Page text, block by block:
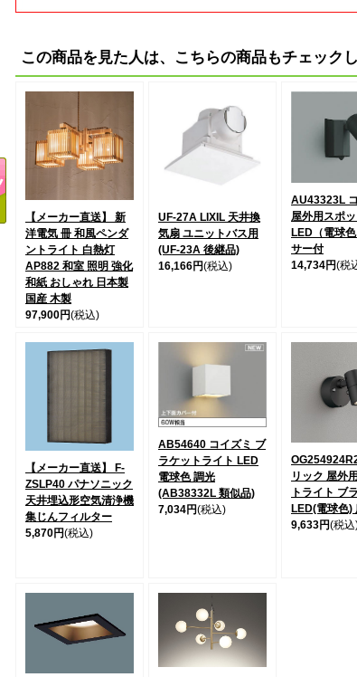
この商品を見た人は、こちらの商品もチェック
【メーカー直送】 新
洋電気 冊 和風ペンダ
ントライト 白熱灯
AP882 和室 照明 強化
和紙 おしゃれ 日本製
国産 木製
97,900円(税込)
UF-27A LIXIL 天井換
気扇 ユニットバス用
(UF-23A 後継品)
16,166円(税込)
AU43323L
屋外用スポ
LED（電球
サー付
14,734円(税
【メーカー直送】 F-
ZSLP40 パナソニック
天井埋込形空気清浄機
集じんフィルター
5,870円(税込)
AB54640 コイズミ ブ
ラケットライト LED
電球色 調光
(AB38332L 類似品)
7,034円(税込)
リック 屋外
トライト ブ
LED(電球色)
9,633円(税込